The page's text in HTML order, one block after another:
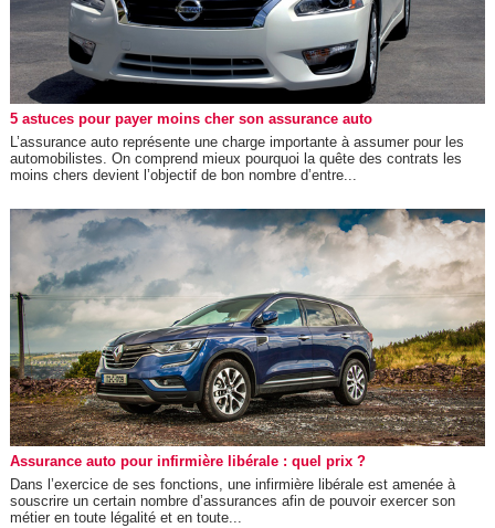
5 astuces pour payer moins cher son assurance auto
L’assurance auto représente une charge importante à assumer pour les
automobilistes. On comprend mieux pourquoi la quête des contrats les
moins chers devient l’objectif de bon nombre d’entre...
Assurance auto pour infirmière libérale : quel prix ?
Dans l’exercice de ses fonctions, une infirmière libérale est amenée à
souscrire un certain nombre d’assurances afin de pouvoir exercer son
métier en toute légalité et en toute...